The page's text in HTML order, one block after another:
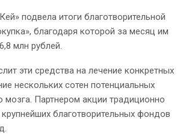
подвела итоги благотворительной
благодаря которой за месяц им
млн рублей.
эти средства на лечение конкретных
нескольких сотен потенциальных
мозга. Партнером акции традиционно
благотворительных фондов